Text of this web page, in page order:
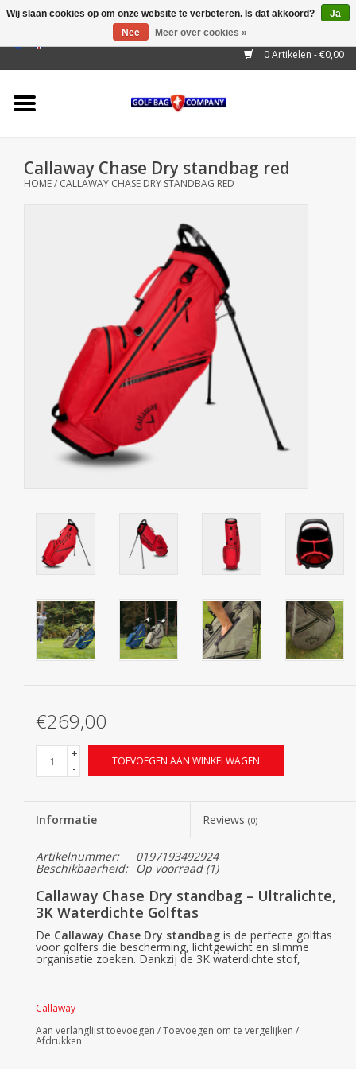
USD/AUD
0 Artikelen - €0,00
Home
Outlet!
Stand Bags
Starterssets
Callaway Chase Dry standbag red
HOME/ CALLAWAY CHASE DRY STANDBAG RED
€269,00
+
-
TOEVOEGEN AAN WINKELWAGEN
Informatie Reviews (0)
Artikelnummer: 0197193492924
Beschikbaarheid: Op voorraad(1)
Callaway Chase Dry standbag – Ultralichte,
3K Waterdichte Golftas
De Callaway Chase Dry standbag is de perfecte golftas
voor golfers die bescherming, lichtgewicht en slimme
organisatie zoeken. Dankzij de 3K waterdichte stof,
waterdichte ritsen en een 4-Way Top blijven je clubs en
De 3K waterdichte technologie houdt in dat de stof een
waterkolom van 3.000 mm aankan. Dit betekent dat de
Chase Dry bestand is tegen matige tot zware regenbuien,
Callaway
Aan verlanglijst toevoegen /Toevoegen om te vergelijken /
Afdrukken
Wij slaan cookies op om onze website te verbeteren. Is dat akkoord?
Ja
Nee
Meer over cookies »